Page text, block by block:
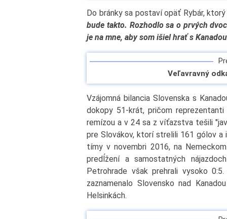
Do bránky sa postaví opäť Rybár,
bude takto. Rozhodlo sa o prvých
je na mne, aby som išiel hrať s
Veľavravný
Vzájomná bilancia Slovenska s
dokopy 51-krát, pričom
remízou a v 24 sa z víťazstva tešili
pre Slovákov, ktorí strelili 161 gólov a
tímy v novembri 2016, na
predĺžení a samostatných
Petrohrade však prehrali vysoko
zaznamenalo Slovensko nad
Helsinkách.